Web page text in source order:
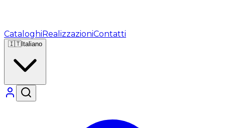
CataloghiRealizzazioniContatti
🇮🇹Italiano